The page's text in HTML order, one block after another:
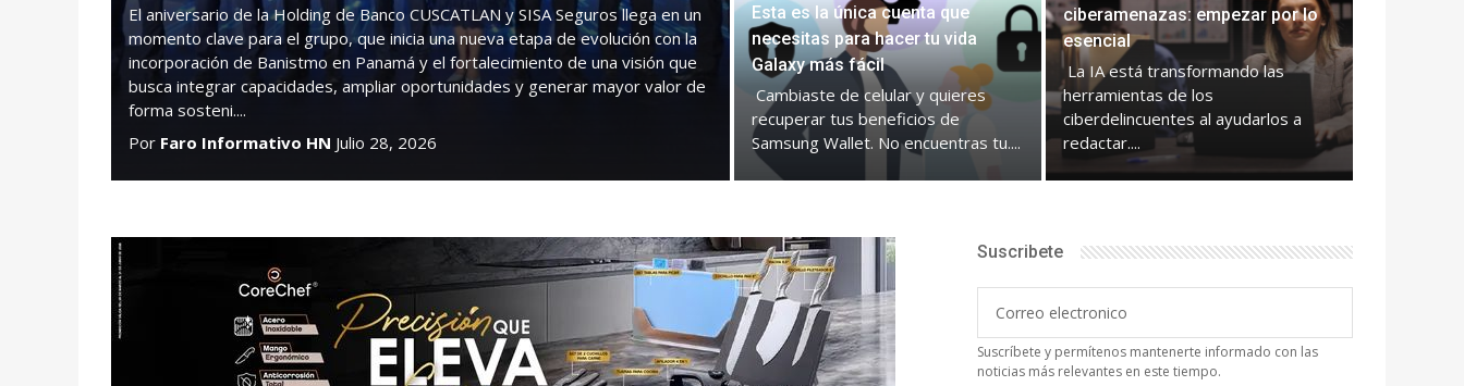
El aniversario de la Holding de Banco CUSCATLAN y SISA Seguros llega en un
momento clave para el grupo, que inicia una nueva etapa de evolución con la
incorporación de Banistmo en Panamá y el fortalecimiento de una visión que
busca integrar capacidades, ampliar oportunidades y generar mayor valor de
forma sosteni....
Por Faro Informativo HN Julio 28, 2026
Esta es la única cuenta que
necesitas para hacer tu vida
Galaxy más fácil
Cambiaste de celular y quieres
recuperar tus beneficios de
Samsung Wallet. No encuentras tu....
ciberamenazas: empezar por lo
esencial
La IA está transformando las
herramientas de los
ciberdelincuentes al ayudarlos a
redactar....
Suscribete
Suscríbete y permítenos mantenerte informado con las
noticias más relevantes en este tiempo.